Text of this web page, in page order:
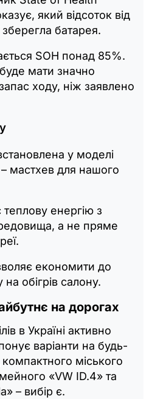
який відсоток від
зберегла батарея.
SOH понад 85%.
мати значно
ходу, ніж заявлено
у моделі
мастхев для нашого
енергію з
а не пряме
економити до
обігрів салону.
на дорогах
в Україні активно
варіанти на будь-
міського
«VW ID.4» та
– вибір є.